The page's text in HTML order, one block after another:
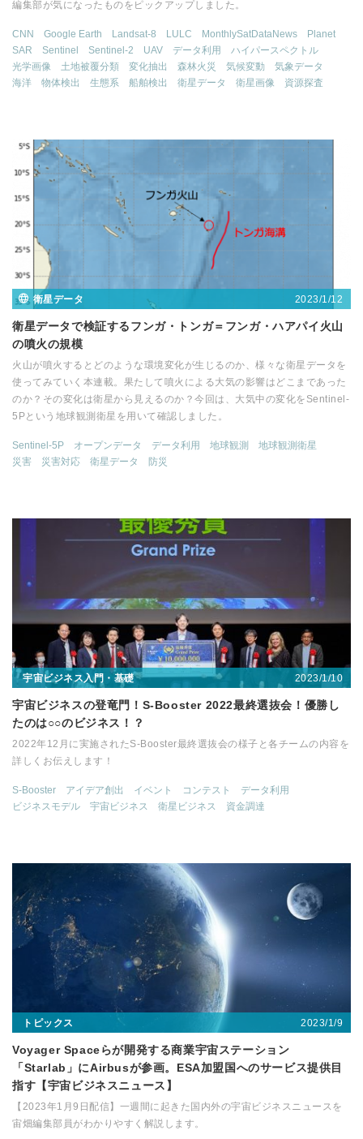
編集部が気になったものをピックアップしました。
CNN Google Earth Landsat-8 LULC MonthlySatDataNews
Planet
SAR
Sentinel Sentinel-2 UAV データ利用
ハイパースペクトル
光学画像
土地被覆分類 変化抽出 森林火災 気候変動
気象データ
海洋
物体検出 生態系 船舶検出 衛星データ 衛星画像 資源探査
衛星データ 2023/1/12
衛星データで検証するフンガ・トンガ＝フンガ・ハアパイ火山
の噴火の規模
火山が噴火するとどのような環境変化が生じるのか、様々な衛星データを
使ってみていく本連載。果たして噴火による大気の影響はどこまであった
のか？その変化は衛星から見えるのか？今回は、大気中の変化をSentinel-
5Pという地球観測衛星を用いて確認しました。
Sentinel-5P オープンデータ データ利用 地球観測
地球観測衛星
災害
災害対応 衛星データ 防災
宇宙ビジネス入門・基礎 2023/1/10
宇宙ビジネスの登竜門！S-Booster 2022最終選抜会！優勝し
たのは○○のビジネス！？
2022年12月に実施されたS-Booster最終選抜会の様子と各チームの内容を
詳しくお伝えします！
S-Booster アイデア創出 イベント コンテスト
データ利用
ビジネスモデル
宇宙ビジネス 衛星ビジネス 資金調達
トピックス 2023/1/9
Voyager Spaceらが開発する商業宇宙ステーション
「Starlab」にAirbusが参画。ESA加盟国へのサービス提供目
指す【宇宙ビジネスニュース】
【2023年1月9日配信】一週間に起きた国内外の宇宙ビジネスニュースを
宙畑編集部員がわかりやすく解説します。